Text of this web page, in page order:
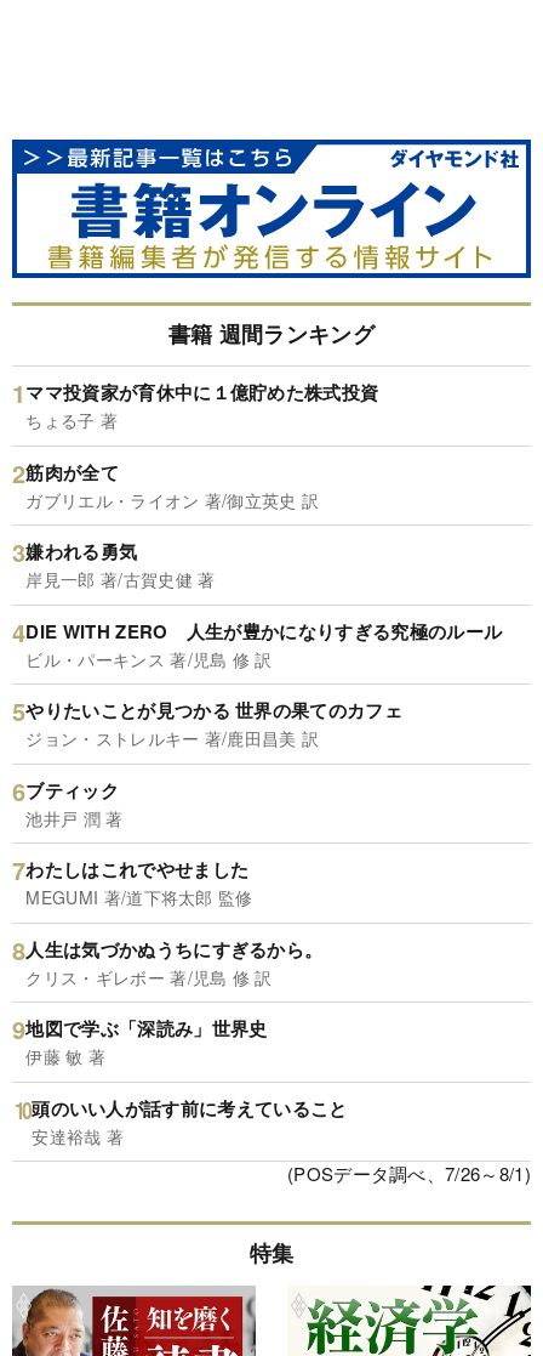
書籍 週間ランキング
ママ投資家が育休中に１億貯めた株式投資
ちょる子 著
筋肉が全て
ガブリエル・ライオン 著/御立英史 訳
嫌われる勇気
岸見一郎 著/古賀史健 著
DIE WITH ZERO 人生が豊かになりすぎる究極のルール
ビル・パーキンス 著/児島 修 訳
やりたいことが見つかる 世界の果てのカフェ
ジョン・ストレルキー 著/鹿田昌美 訳
ブティック
池井戸 潤 著
わたしはこれでやせました
MEGUMI 著/道下将太郎 監修
人生は気づかぬうちにすぎるから。
クリス・ギレボー 著/児島 修 訳
地図で学ぶ「深読み」世界史
伊藤 敏 著
頭のいい人が話す前に考えていること
安達裕哉 著
(POSデータ調べ、7/26～8/1)
特集